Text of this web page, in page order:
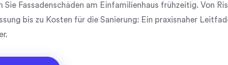
Sie Fassadenschäden am Einfamilienhaus frühzeitig. Von
bis zu Kosten für die Sanierung: Ein praxisnaher